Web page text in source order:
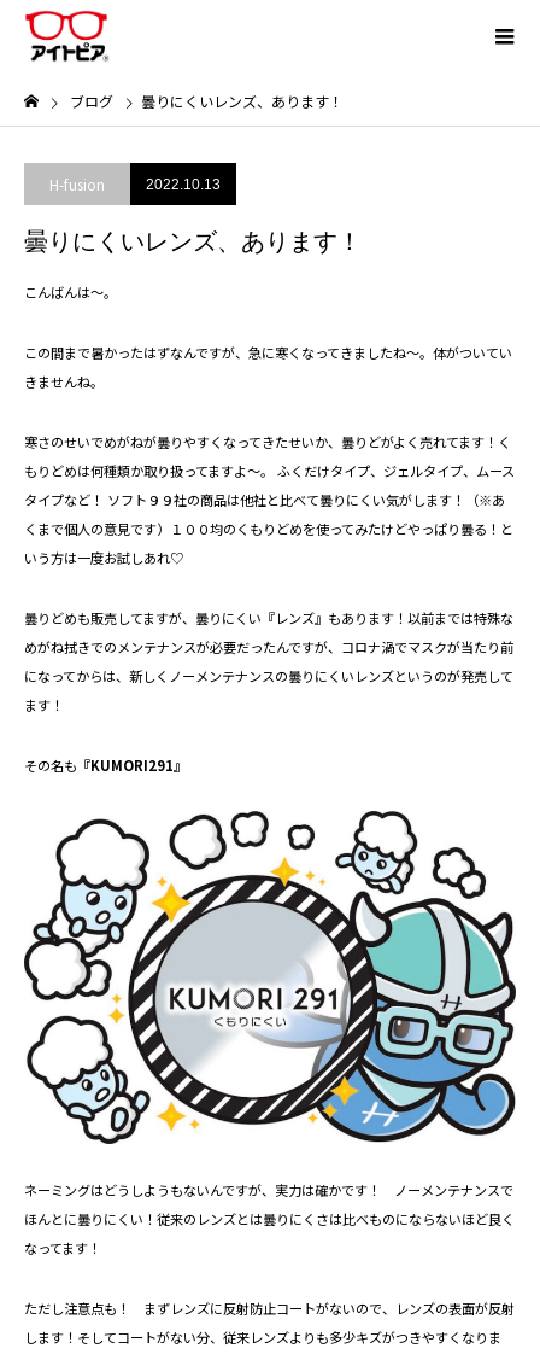
ブログ 曇りにくいレンズ、あります！
H-fusion 2022.10.13
曇りにくいレンズ、あります！
こんばんは～。
この間まで暑かったはずなんですが、急に寒くなってきましたね～。体がついてい
きませんね。
寒さのせいでめがねが曇りやすくなってきたせいか、曇りどがよく売れてます！く
もりどめは何種類か取り扱ってますよ～。 ふくだけタイプ、ジェルタイプ、ムース
タイプなど！ ソフト９９社の商品は他社と比べて曇りにくい気がします！（※あ
くまで個人の意見です）１００均のくもりどめを使ってみたけどやっぱり曇る！と
いう方は一度お試しあれ♡
曇りどめも販売してますが、曇りにくい『レンズ』もあります！以前までは特殊な
めがね拭きでのメンテナンスが必要だったんですが、コロナ渦でマスクが当たり前
になってからは、新しくノーメンテナンスの曇りにくいレンズというのが発売して
ます！
その名も 『KUMORI291』
ネーミングはどうしようもないんですが、実力は確かです！ ノーメンテナンスで
ほんとに曇りにくい！従来のレンズとは曇りにくさは比べものにならないほど良く
なってます！
ただし注意点も！ まずレンズに反射防止コートがないので、レンズの表面が反射
します！そしてコートがない分、従来レンズよりも多少キズがつきやすくなりま